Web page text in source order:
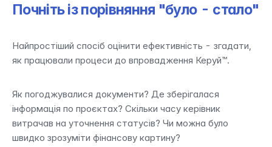
Почніть із порівняння "було - стало"
Найпростіший спосіб оцінити ефективність - згадати,
як працювали процеси до впровадження Керуй™.
Як погоджувалися документи? Де зберігалася
інформація по проєктах? Скільки часу керівник
витрачав на уточнення статусів? Чи можна було
швидко зрозуміти фінансову картину?